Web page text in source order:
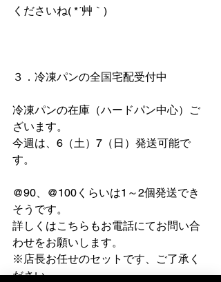
くださいね( *´艸｀)
３．冷凍パンの全国宅配受付中
冷凍パンの在庫（ハードパン中心）ご
ざいます。
今週は、6（土）7（日）発送可能で
す。
@90、@100くらいは1～2個発送でき
そうです。
詳しくはこちらもお電話にてお問い合
わせをお願いします。
※店長お任せのセットです、ご了承く
ださい。